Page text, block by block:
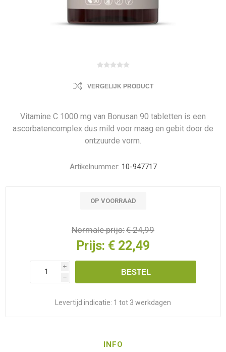
VERGELIJK PRODUCT
Vitamine C 1000 mg van Bonusan 90 tabletten is een
ascorbatencomplex dus mild voor maag en gebit door de
ontzuurde vorm.
Artikelnummer: 10-947717
OP VOORRAAD
Normale prijs:€ 24,99
Prijs: € 22,49
i
h
BESTEL
Levertijd indicatie: 1 tot 3 werkdagen
INFO